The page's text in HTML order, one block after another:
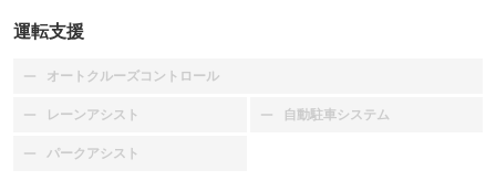
運転支援
オートクルーズコントロール
：装備なし
レーンアシスト
：装備なし 自動駐車システム
：装備なし
パークアシスト
：装備なし